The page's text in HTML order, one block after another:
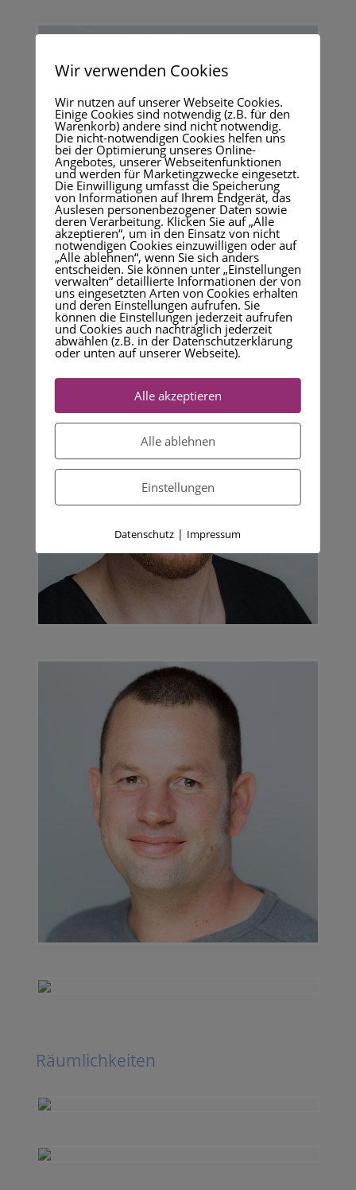
Räumlichkeiten
Wir verwenden Cookies
Wir nutzen auf unserer Webseite Cookies.
Einige Cookies sind notwendig (z.B. für den
Warenkorb) andere sind nicht notwendig.
Die nicht-notwendigen Cookies helfen uns
bei der Optimierung unseres Online-
Angebotes, unserer Webseitenfunktionen
und werden für Marketingzwecke eingesetzt.
Die Einwilligung umfasst die Speicherung
von Informationen auf Ihrem Endgerät, das
Auslesen personenbezogener Daten sowie
deren Verarbeitung. Klicken Sie auf „Alle
akzeptieren“, um in den Einsatz von nicht
notwendigen Cookies einzuwilligen oder auf
„Alle ablehnen“, wenn Sie sich anders
entscheiden. Sie können unter „Einstellungen
verwalten“ detaillierte Informationen der von
uns eingesetzten Arten von Cookies erhalten
und deren Einstellungen aufrufen. Sie
können die Einstellungen jederzeit aufrufen
und Cookies auch nachträglich jederzeit
abwählen (z.B. in der Datenschutzerklärung
oder unten auf unserer Webseite).
Alle akzeptieren
Alle ablehnen
Einstellungen
Datenschutz | Impressum